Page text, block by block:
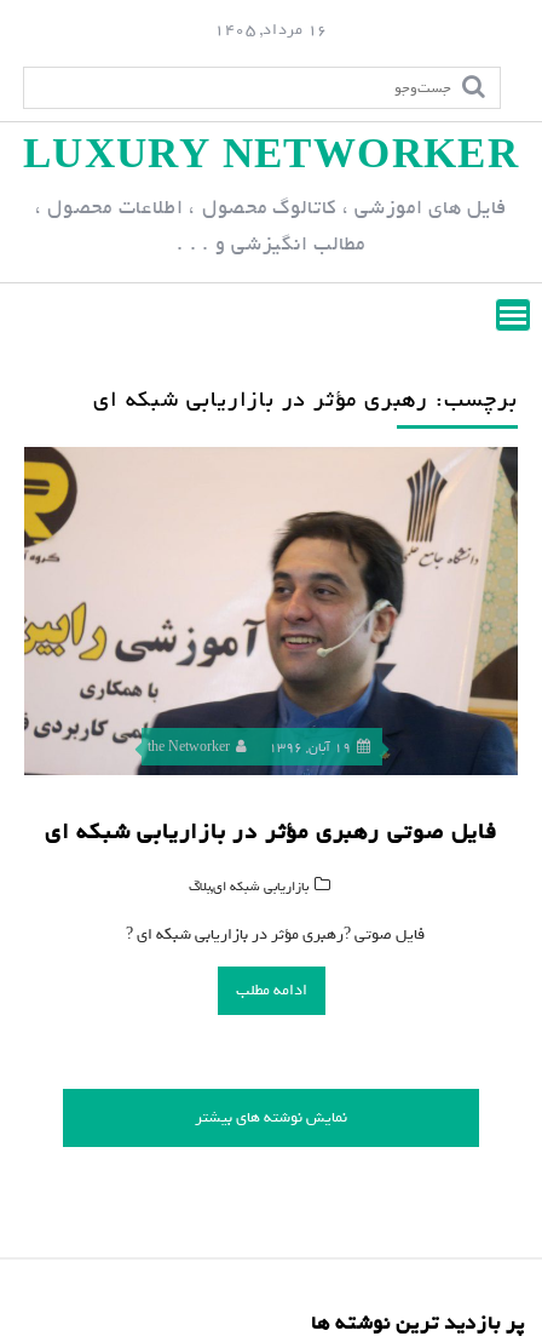
p
n
16 مرداد, 1405
LUXURY NETWORKER
فایل های اموزشی ، کاتالوگ محصول ، اطلاعات محصول ،
مطالب انگیزشی و . . .
برچسب: رهبرى مؤثر در بازاريابى شبكه اى
19 آبان, 1396 the Networker
فایل صوتی رهبرى مؤثر در بازاریابى شبکه اى
بازاریابی شبکه ای,بلاگ
فایل صوتی ?رهبرى مؤثر در بازاریابى شبکه اى ?
ادامه مطلب
نمایش نوشته های بیشتر
پر بازدید ترین نوشته ها